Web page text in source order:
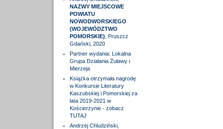
NAZWY MIEJSCOWE
POWIATU
NOWODWORSKIEGO
(WOJEWÓDZTWO
POMORSKIE) , Pruszcz
Gdański, 2020
Partner wydania: Lokalna
Grupa Działania Żuławy i
Mierzeja
Książka otrzymała nagrodę
w Konkursie Literatury
Kaszubskiej i Pomorskiej za
lata 2019-2021 w
Kościerzynie - zobacz
TUTAJ
Andrzej Chludziński,